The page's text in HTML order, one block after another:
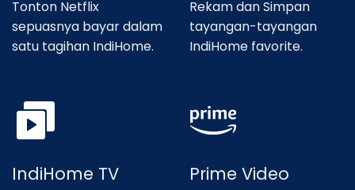
Tonton Netflix
sepuasnya bayar dalam
satu tagihan IndiHome.
Rekam dan Simpan
tayangan-tayangan
IndiHome favorite.
IndiHome TV Prime Video